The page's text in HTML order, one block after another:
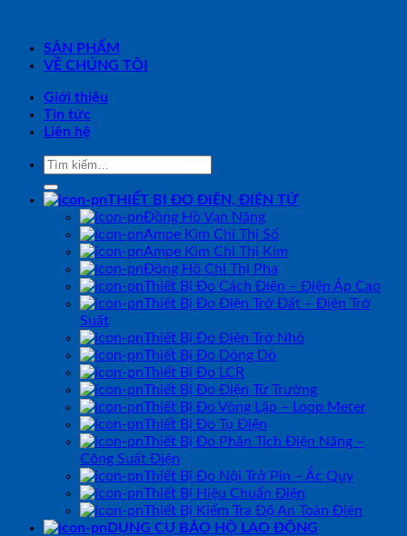
SẢN PHẨM
VỀ CHÚNG TÔI
Giới thiệu
Tin tức
Liên hệ
Tìm
kiếm:
THIẾT BỊ ĐO ĐIỆN, ĐIỆN TỬ
Đồng Hồ Vạn Năng
Ampe Kìm Chỉ Thị Số
Ampe Kìm Chỉ Thị Kim
Đồng Hồ Chỉ Thị Pha
Thiết Bị Đo Cách Điện – Điện Áp Cao
Thiết Bị Đo Điện Trở Đất – Điện Trở
Suất
Thiết Bị Đo Điện Trở Nhỏ
Thiết Bị Đo Dòng Dò
Thiết Bị Đo LCR
Thiết Bị Đo Điện Từ Trường
Thiết Bị Đo Vòng Lặp – Loop Meter
Thiết Bị Đo Tụ Điện
Thiết Bị Đo Phân Tích Điện Năng –
Công Suất Điện
Thiết Bị Đo Nội Trở Pin – Ắc Quy
Thiết Bị Hiệu Chuẩn Điện
Thiết Bị Kiểm Tra Độ An Toàn Điện
DỤNG CỤ BẢO HỘ LAO ĐỘNG